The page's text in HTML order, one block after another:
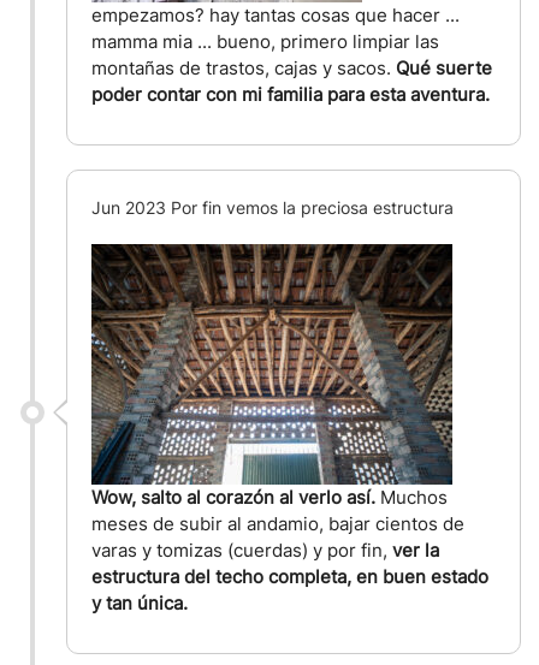
empezamos? hay tantas cosas que hacer ...
mamma mia ... bueno, primero limpiar las
montañas de trastos, cajas y sacos. Qué suerte
poder contar con mi familia para esta aventura.
Jun 2023 Por fin vemos la preciosa estructura
Wow, salto al corazón al verlo así. Muchos
meses de subir al andamio, bajar cientos de
varas y tomizas (cuerdas) y por fin, ver la
estructura del techo completa, en buen estado
y tan única.